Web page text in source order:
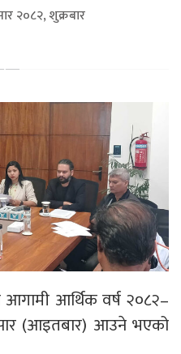
२०८२, शुक्रबार
आगामी आर्थिक वर्ष २०८२–
(आइतबार) आउने भएको